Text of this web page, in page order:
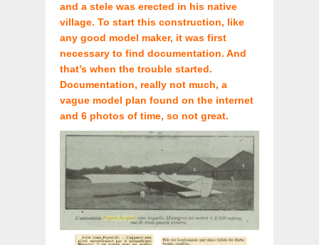
and a stele was erected in his native
village. To start this construction, like
any good model maker, it was first
necessary to find documentation. And
that’s when the trouble started.
Documentation, really not much, a
vague model plan found on the internet
and 6 photos of time, so not great.